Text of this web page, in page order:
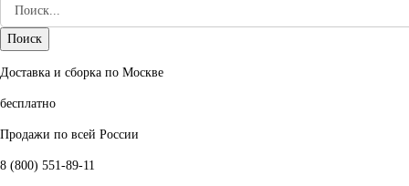
Доставка и сборка по Москве
бесплатно
Продажи по всей России
8 (800) 551-89-11